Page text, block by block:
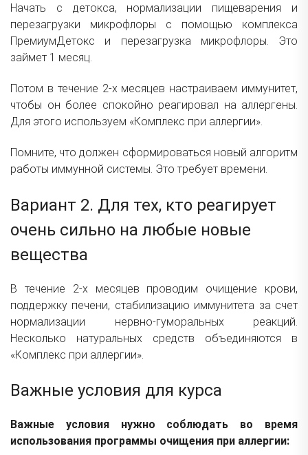
Начать с детокса, нормализации пищеварения и
перезагрузки микрофлоры с помощью комплекса
ПремиумДетокс и перезагрузка микрофлоры.
Это
займет 1 месяц.
Потом в течение 2-х месяцев настраиваем иммунитет,
чтобы он более спокойно реагировал на аллергены.
Для этого используем «Комплекс при аллергии».
Помните, что должен сформироваться новый алгоритм
работы иммунной системы. Это требует времени.
Вариант 2. Для тех, кто реагирует
очень сильно на любые новые
вещества
В течение 2-х месяцев проводим очищение крови,
поддержку печени, стабилизацию иммунитета за счет
нормализации нервно-гуморальных реакций.
Несколько натуральных средств объединяются в
«Комплекс при аллергии».
Важные условия для курса
Важные условия нужно соблюдать во время
использования программы очищения при аллергии: